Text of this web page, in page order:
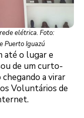
elétrica. Foto:
Puerto Iguazú
até o lugar e
de um curto-
a virar
Voluntários de